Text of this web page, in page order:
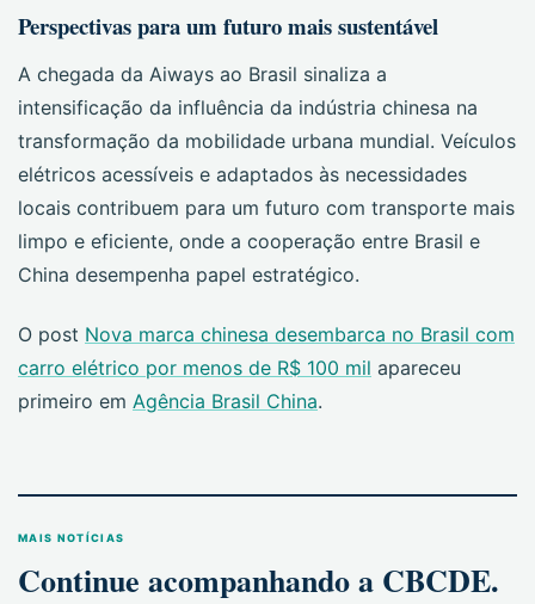
Perspectivas para um futuro mais sustentável
A chegada da Aiways ao Brasil sinaliza a
intensificação da influência da indústria chinesa na
transformação da mobilidade urbana mundial. Veículos
elétricos acessíveis e adaptados às necessidades
locais contribuem para um futuro com transporte mais
limpo e eficiente, onde a cooperação entre Brasil e
China desempenha papel estratégico.
O post Nova marca chinesa desembarca no Brasil com
carro elétrico por menos de R$ 100 mil apareceu
primeiro em Agência Brasil China.
MAIS NOTÍCIAS
Continue acompanhando a CBCDE.